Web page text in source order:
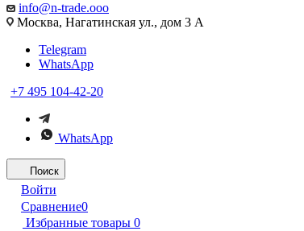
info@n-trade.ooo
Москва, Нагатинская ул., дом 3 А
Telegram
WhatsApp
+7 495 104-42-20
WhatsApp
Поиск
Войти
Сравнение0
Избранные товары 0